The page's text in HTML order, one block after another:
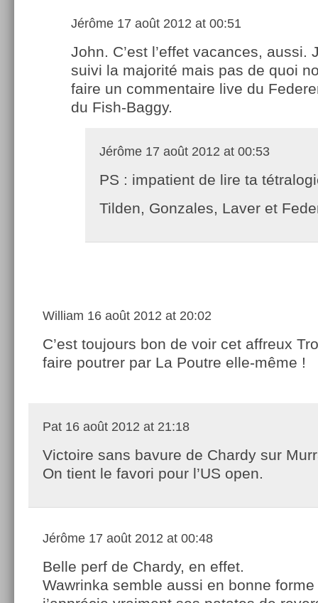
Jérôme 17 août 2012 at 00:51
John. C’est l’effet vacances, aussi.
suivi la majorité mais pas de quoi
faire un commentaire live du
du Fish-Baggy.
Jérôme 17 août 2012 at 00:53
PS : impatient de lire ta
Tilden, Gonzales, Laver et
William 16 août 2012 at 20:02
C’est toujours bon de voir cet affreux
faire poutrer par La Poutre elle-même !
Pat 16 août 2012 at 21:18
Victoire sans bavure de Chardy sur
On tient le favori pour l’US open.
Jérôme 17 août 2012 at 00:48
Belle perf de Chardy, en effet.
Wawrinka semble aussi en bonne forme